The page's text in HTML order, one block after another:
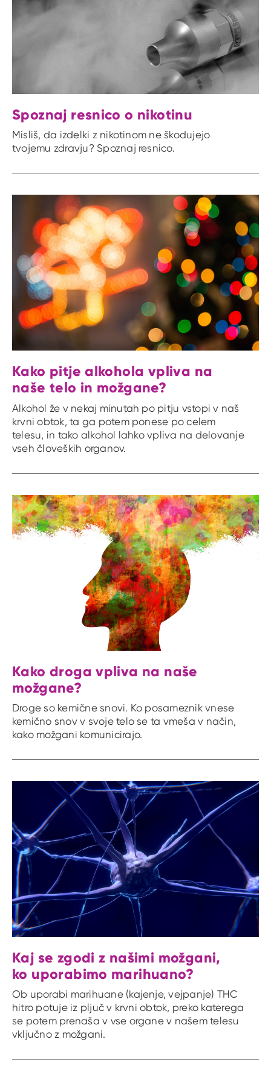
Spoznaj resnico o nikotinu
Misliš, da izdelki z nikotinom ne škodujejo
tvojemu zdravju? Spoznaj resnico.
Kako pitje alkohola vpliva na
naše telo in možgane?
Alkohol že v nekaj minutah po pitju vstopi v naš
krvni obtok, ta ga potem ponese po celem
telesu, in tako alkohol lahko vpliva na delovanje
vseh človeških organov.
Kako droga vpliva na naše
možgane?
Droge so kemične snovi. Ko posameznik vnese
kemično snov v svoje telo se ta vmeša v način,
kako možgani komunicirajo.
Kaj se zgodi z našimi možgani,
ko uporabimo marihuano?
Ob uporabi marihuane (kajenje, vejpanje) THC
hitro potuje iz pljuč v krvni obtok, preko katerega
se potem prenaša v vse organe v našem telesu
vključno z možgani.